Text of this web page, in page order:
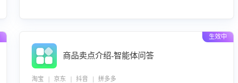
生效中
商品卖点介绍-智能体问答
淘宝 | 京东 | 抖音 | 拼多多